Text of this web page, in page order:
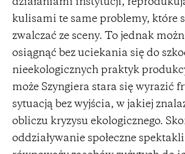
działaniami instytucji,
kulisami te same problemy, które
zwalczać ze sceny. To jednak
osiągnąć bez uciekania się do
nieekologicznych praktyk
może Szyngiera stara się wyrazić
sytuacją bez wyjścia, w jakiej
obliczu kryzysu ekologicznego.
oddziaływanie społeczne